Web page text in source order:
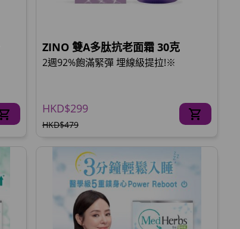
ZINO 雙A多肽抗老面霜 30克
2週92%飽滿緊彈 埋線級提拉!※
HKD$299
HKD$479